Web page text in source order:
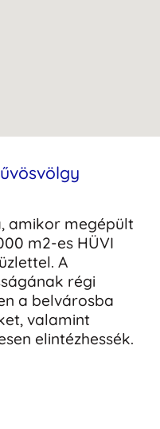
amikor megépült
m2-es HÜVI
A
régi
a belvárosba
valamint
elintézhessék.